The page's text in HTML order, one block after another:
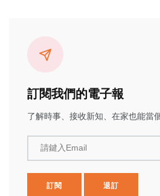
訂閱我們的電子報
了解時事、接收新知、在家也能當
請鍵入Email
訂閱 退訂